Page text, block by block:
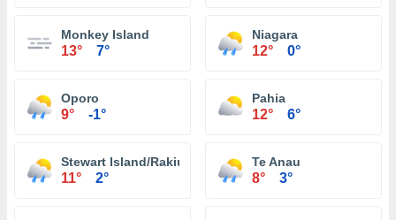
Monkey Island
13° 7°
Niagara
12° 0°
Oporo
9° -1°
Pahia
12° 6°
Stewart Island/Rakiura
11° 2°
Te Anau
8° 3°